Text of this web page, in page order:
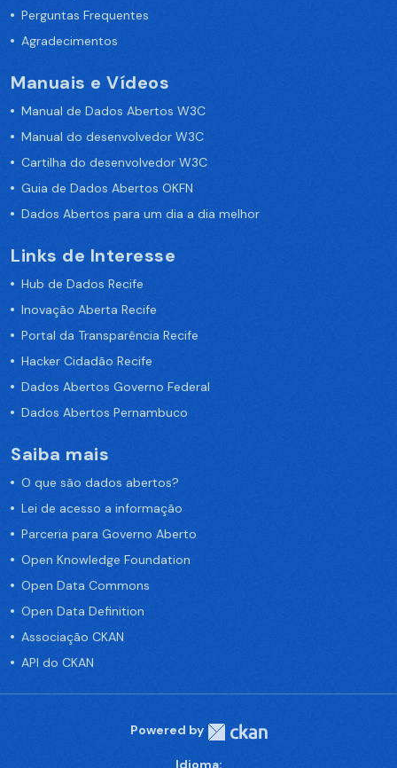
Perguntas Frequentes
Agradecimentos
Manuais e Vídeos
Manual de Dados Abertos W3C
Manual do desenvolvedor W3C
Cartilha do desenvolvedor W3C
Guia de Dados Abertos OKFN
Dados Abertos para um dia a dia melhor
Links de Interesse
Hub de Dados Recife
Inovação Aberta Recife
Portal da Transparência Recife
Hacker Cidadão Recife
Dados Abertos Governo Federal
Dados Abertos Pernambuco
Saiba mais
O que são dados abertos?
Lei de acesso a informação
Parceria para Governo Aberto
Open Knowledge Foundation
Open Data Commons
Open Data Definition
Associação CKAN
API do CKAN
Powered by
Idioma